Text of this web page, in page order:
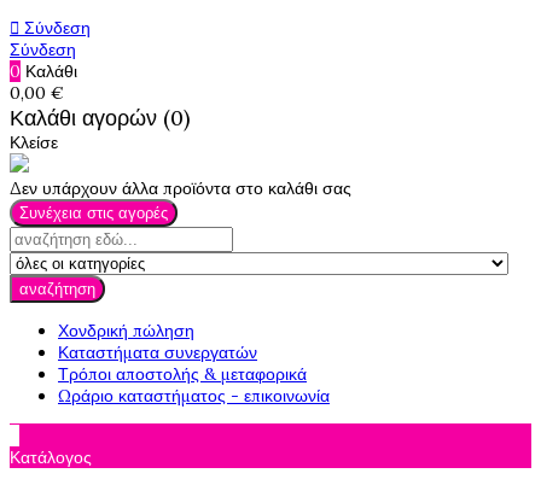
 Σύνδεση
Σύνδεση
0 Καλάθι
0,00 €
Καλάθι αγορών (0)
Κλείσε
Δεν υπάρχουν άλλα προϊόντα στο καλάθι σας
Συνέχεια στις αγορές
αναζήτηση
Χονδρική πώληση
Καταστήματα συνεργατών
Τρόποι αποστολής & μεταφορικά
Ωράριο καταστήματος - επικοινωνία
Κατάλογος